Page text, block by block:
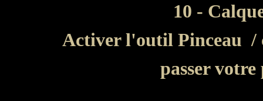
10 -
Activer l'outil Pinceau /
passer